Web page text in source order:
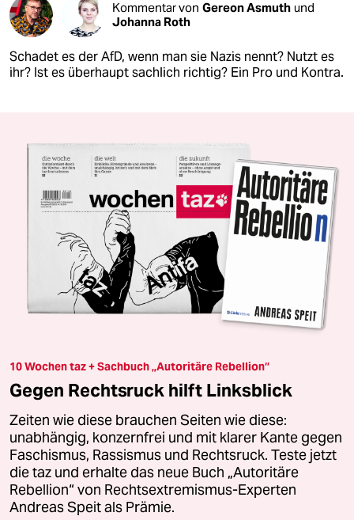
Kommentar von Gereon Asmuth und
Johanna Roth
Schadet es der AfD, wenn man sie Nazis nennt? Nutzt es
ihr? Ist es überhaupt sachlich richtig? Ein Pro und Kontra.
10 Wochen taz + Sachbuch „Autoritäre Rebellion“
Gegen Rechtsruck hilft Linksblick
Zeiten wie diese brauchen Seiten wie diese:
unabhängig, konzernfrei und mit klarer Kante gegen
Faschismus, Rassismus und Rechtsruck. Teste jetzt
die taz und erhalte das neue Buch „Autoritäre
Rebellion“ von Rechtsextremismus-Experten
Andreas Speit als Prämie.